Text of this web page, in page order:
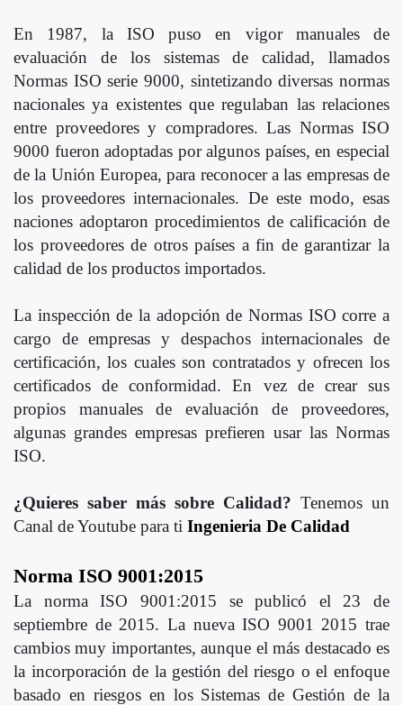
En 1987, la ISO puso en vigor manuales de
evaluación de los sistemas de calidad, llamados
Normas ISO serie 9000, sintetizando diversas normas
nacionales ya existentes que regulaban las relaciones
entre proveedores y compradores. Las Normas ISO
9000 fueron adoptadas por algunos países, en especial
de la Unión Europea, para reconocer a las empresas de
los proveedores internacionales. De este modo, esas
naciones adoptaron procedimientos de calificación de
los proveedores de otros países a fin de garantizar la
calidad de los productos importados.
La inspección de la adopción de Normas ISO corre a
cargo de empresas y despachos internacionales de
certificación, los cuales son contratados y ofrecen los
certificados de conformidad. En vez de crear sus
propios manuales de evaluación de proveedores,
algunas grandes empresas prefieren usar las Normas
ISO.
¿Quieres saber más sobre Calidad? Tenemos un
Canal de Youtube para ti Ingenieria De Calidad
Norma ISO 9001:2015
La norma ISO 9001:2015 se publicó el 23 de
septiembre de 2015. La nueva ISO 9001 2015 trae
cambios muy importantes, aunque el más destacado es
la incorporación de la gestión del riesgo o el enfoque
basado en riesgos en los Sistemas de Gestión de la